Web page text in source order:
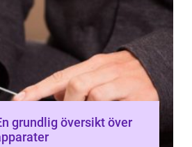
grundlig översikt över